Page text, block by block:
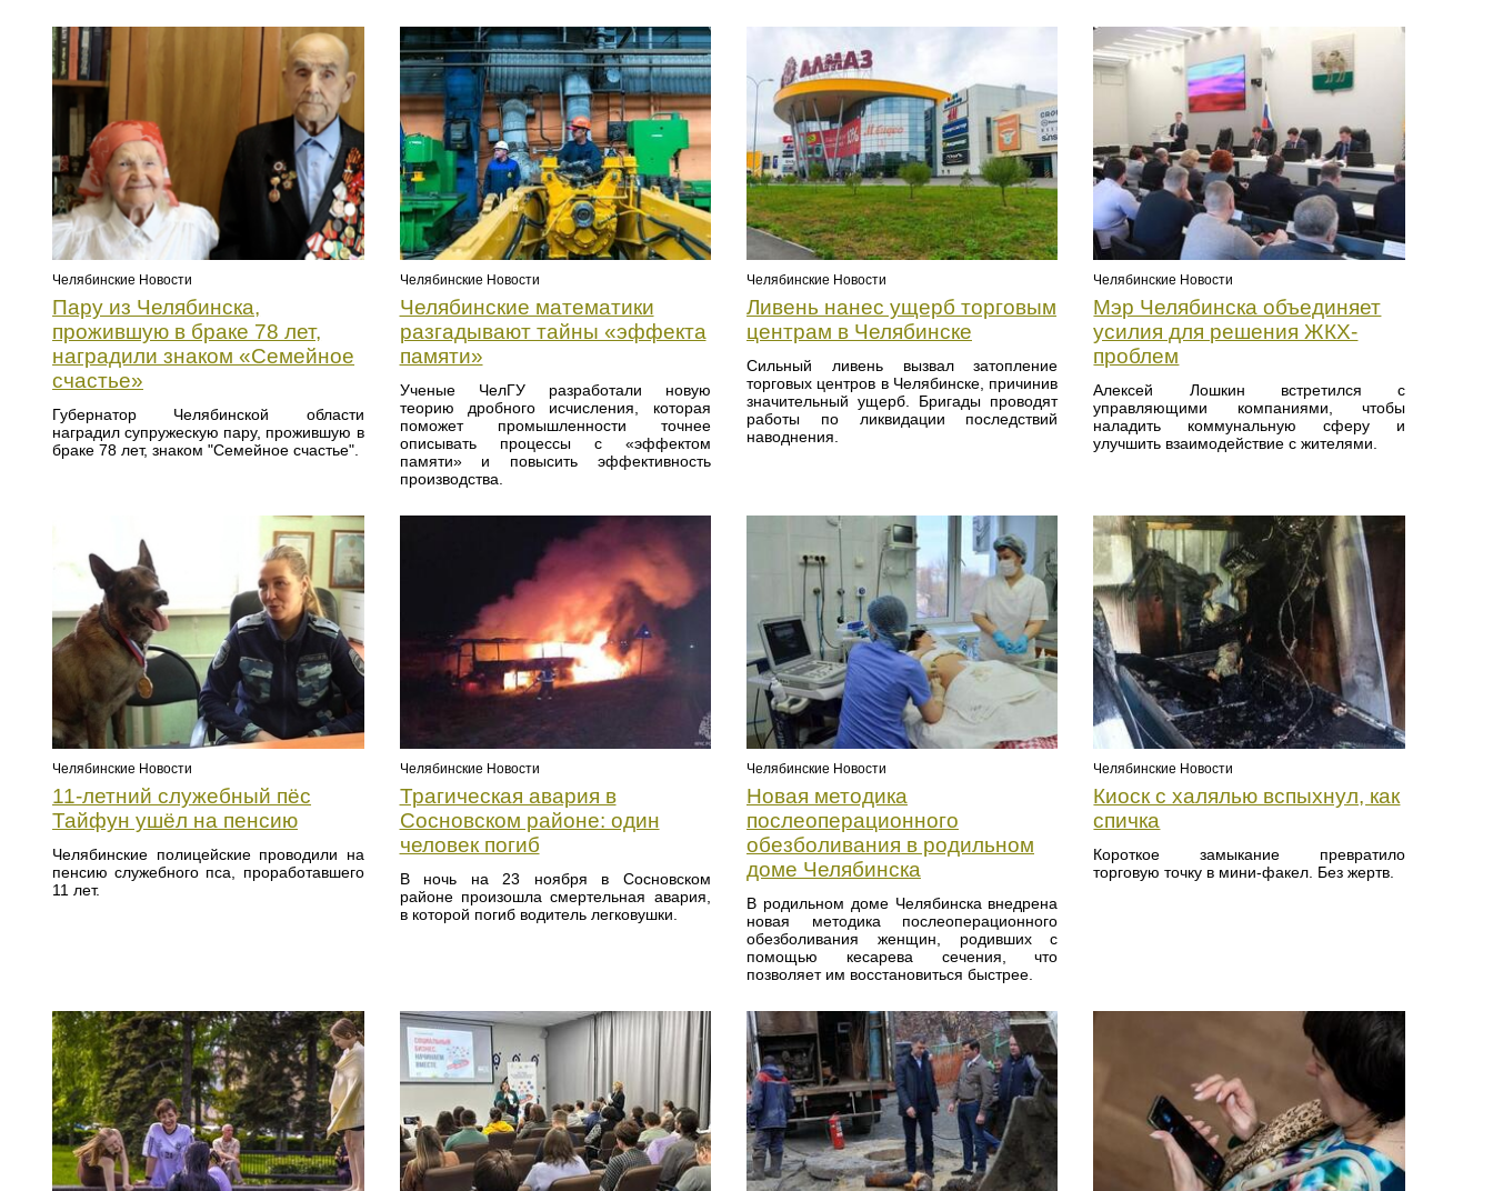
Челябинские Новости
Пару из Челябинска,
прожившую в браке 78 лет,
наградили знаком «Семейное
счастье»
Губернатор Челябинской области
наградил супружескую пару, прожившую в
браке 78 лет, знаком "Семейное счастье".
Челябинские Новости
Челябинские математики
разгадывают тайны «эффекта
памяти»
Ученые ЧелГУ разработали новую
теорию дробного исчисления, которая
поможет промышленности точнее
описывать процессы с «эффектом
памяти» и повысить эффективность
производства.
Челябинские Новости
Ливень нанес ущерб торговым
центрам в Челябинске
Сильный ливень вызвал затопление
торговых центров в Челябинске, причинив
значительный ущерб. Бригады проводят
работы по ликвидации последствий
наводнения.
Челябинские Новости
Мэр Челябинска объединяет
усилия для решения ЖКХ-
проблем
Алексей Лошкин встретился с
управляющими компаниями, чтобы
наладить коммунальную сферу и
улучшить взаимодействие с жителями.
Челябинские Новости
11-летний служебный пёс
Тайфун ушёл на пенсию
Челябинские полицейские проводили на
пенсию служебного пса, проработавшего
11 лет.
Челябинские Новости
Трагическая авария в
Сосновском районе: один
человек погиб
В ночь на 23 ноября в Сосновском
районе произошла смертельная авария,
в которой погиб водитель легковушки.
Челябинские Новости
Новая методика
послеоперационного
обезболивания в родильном
доме Челябинска
В родильном доме Челябинска внедрена
новая методика послеоперационного
обезболивания женщин, родивших с
помощью кесарева сечения, что
позволяет им восстановиться быстрее.
Челябинские Новости
Киоск с халялью вспыхнул, как
спичка
Короткое замыкание превратило
торговую точку в мини-факел. Без жертв.